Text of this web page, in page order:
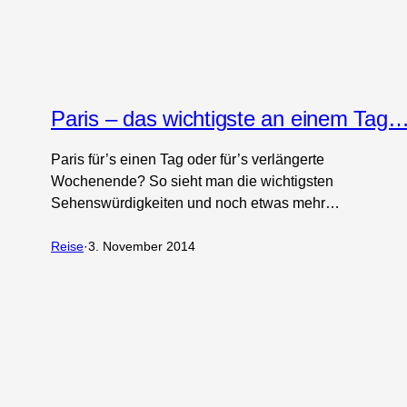
Paris – das wichtigste an einem
Paris für’s einen Tag oder für’s verlängerte
Wochenende? So sieht man die wichtigsten
Sehenswürdigkeiten und noch etwas mehr…
Reise·3. November 2014